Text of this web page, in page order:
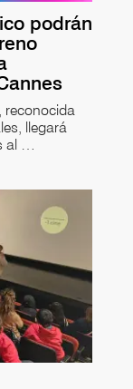
podrán
reconocida
llegará
al …